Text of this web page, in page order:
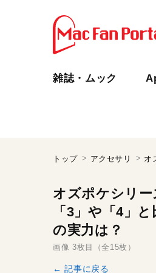
雑誌・ムック
トップ アクセサリ
オズポケシリ
「3」や「4」
の実力は？
画像 3枚目（全15枚）
← 記事に戻る